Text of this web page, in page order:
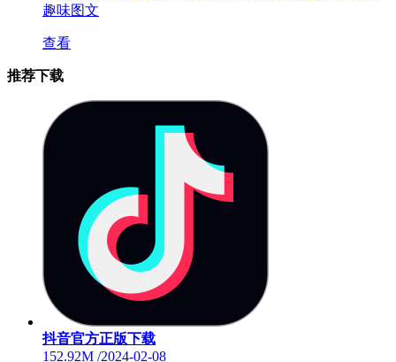
趣味图文
查看
推荐下载
抖音官方正版下载
152.92M /2024-02-08